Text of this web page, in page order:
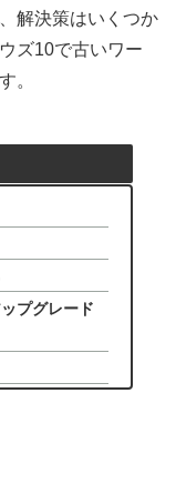
解決策はいくつか
ズ10で古いワー
。
プグレード